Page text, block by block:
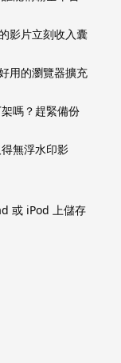
影片立刻收入囊
用的瀏覽器擴充
嗎？趕緊備份
無浮水印影
或 iPod 上儲存